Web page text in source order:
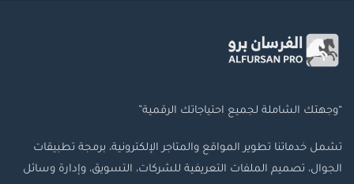
“وجهتك الشاملة لجميع احتياجاتك الرقمية”
تشمل خدماتنا تطوير المواقع والمتاجر الإلكترونية، برمجة تطبيقات
الجوال، تصميم الملفات التعريفية للشركات، التسويق، وإدارة وسائل